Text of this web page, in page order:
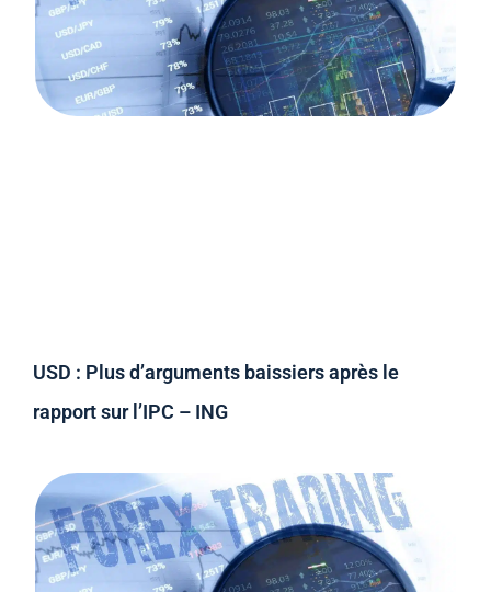
USD : Plus d’arguments baissiers après le
rapport sur l’IPC – ING